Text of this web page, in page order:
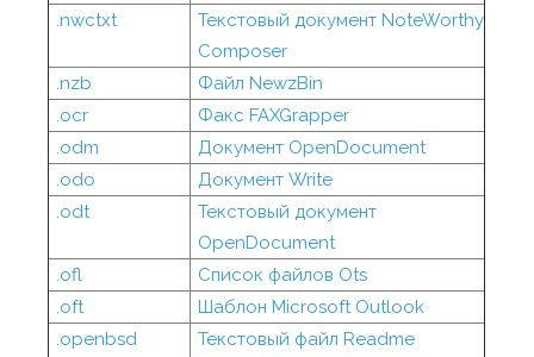
.nwctxt
Текстовый документ NoteWorthy
Composer
.nzb
Файл NewzBin
.ocr
Факс FAXGrapper
.odm
Документ OpenDocument
.odo
Документ Write
.odt
Текстовый документ
OpenDocument
.ofl
Список файлов Ots
.oft
Шаблон Microsoft Outlook
.openbsd
Текстовый файл Readme